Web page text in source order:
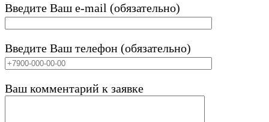
Введите Ваш e-mail (обязательно)
Введите Ваш телефон (обязательно)
Ваш комментарий к заявке